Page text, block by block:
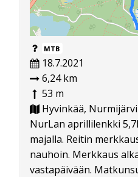
MTB
18.7.2021
6,24 km
53 m
Hyvinkää, Nurmijärvi
NurLan aprillilenkki
majalla. Reitin
nauhoin. Merkkaus
vastapäivään.